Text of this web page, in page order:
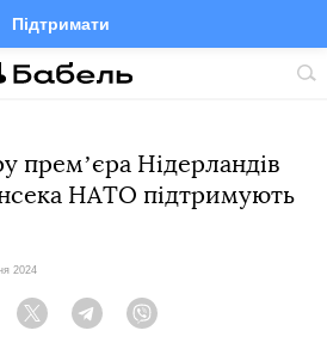
Підтримати
FacebookTelegramTwitter
премʼєра Нідерландів
НАТО підтримують
2024
Facebook Twitter Telegram